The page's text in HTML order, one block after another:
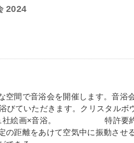
2024
空間で音浴会を開催します。音浴
びていただきます。クリスタルボ
ュ社絵画×音浴。 特許要約「
の距離をあけて空気中に振動させ